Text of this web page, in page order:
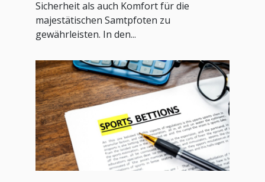
Sicherheit als auch Komfort für die
majestätischen Samtpfoten zu
gewährleisten. In den...